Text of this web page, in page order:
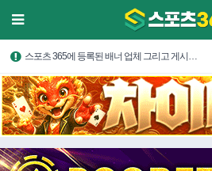
스포츠 365에 등록된 배너 업체 그리고 게시…